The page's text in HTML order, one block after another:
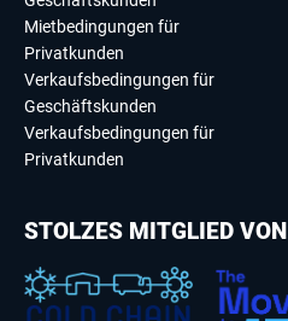
Mietbedingungen für
Privatkunden
Verkaufsbedingungen für
Geschäftskunden
Verkaufsbedingungen für
Privatkunden
STOLZES MITGLIED VON